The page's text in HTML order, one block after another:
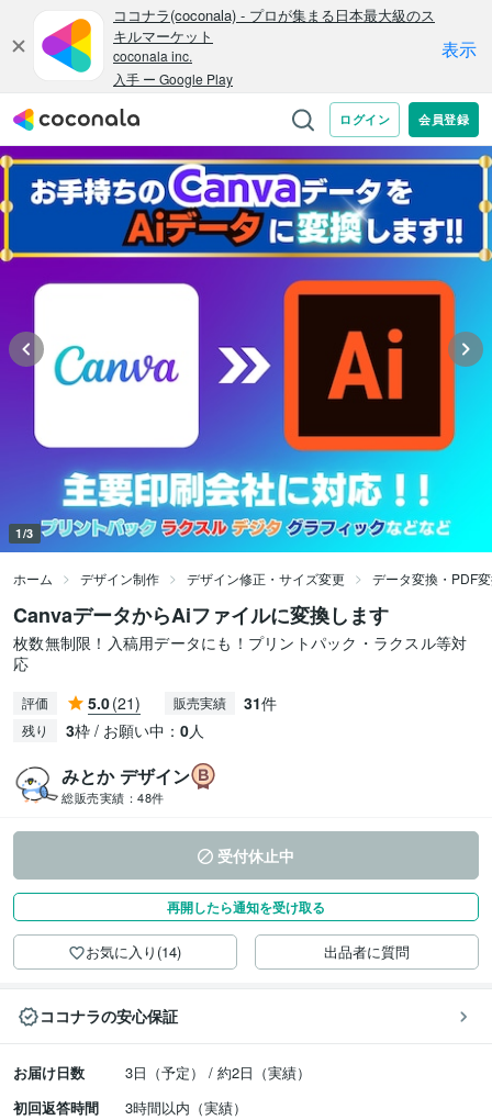
1/3
ホーム デザイン制作 デザイン修正・サイズ変更 データ変換・PDF
CanvaデータからAiファイルに変換します
枚数無制限！入稿用データにも！プリントパック・ラクスル等対
応
評価 5.0(21) 販売実績 31件
残り 3枠 / お願い中： 0人
みとか デザイン
総販売実績： 48件
受付休止中
再開したら通知を受け取る
お気に入り(14) 出品者に質問
ココナラの安心保証
お届け日数
3日（予定） / 約2日（実績）
初回返答時間
3時間以内（実績）